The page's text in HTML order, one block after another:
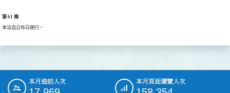
第 61 條
本法自公布日施行。
::: 本月造訪人次 本月頁面瀏覽人次